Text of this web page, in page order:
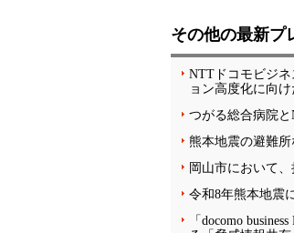
その他の最新プ
NTTドコモビジ
ョン高度化に向
つがる総合病院
熊本地震の避難
岡山市において
令和8年熊本地震
「docomo